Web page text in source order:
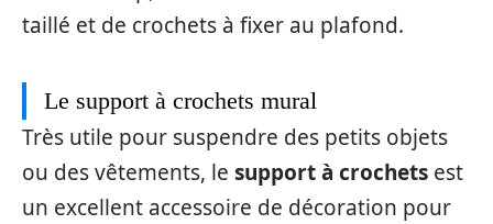
taillé et de crochets à fixer au plafond.
Le support à crochets mural
Très utile pour suspendre des petits objets
ou des vêtements, le support à crochets est
un excellent accessoire de décoration pour